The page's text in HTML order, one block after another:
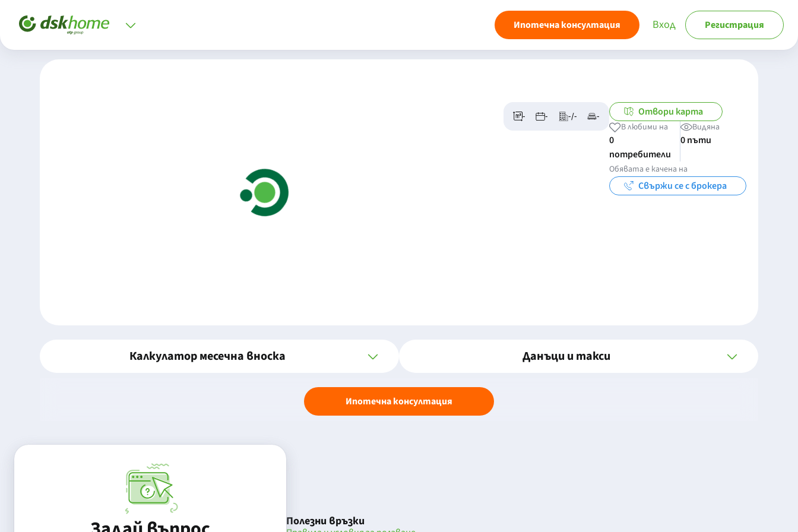
Ипотечна консултация Вход Регистрация
- - -/- - Отвори карта
В любими на
0
потребители
Видяна
0 пъти
Обявата е качена на
Свържи се с брокера
Калкулатор месечна вноска Данъци и такси
Ипотечна консултация
Полезни връзки